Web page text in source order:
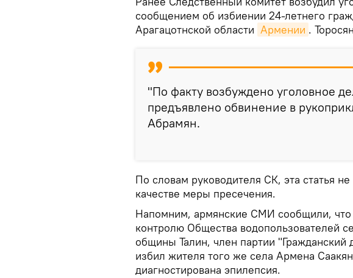
сообщением об избиении 24-летнего
Арагацотнской области Армении .
"По факту возбуждено уголовное
предъявлено обвинение в
Абрамян.
По словам руководителя СК, эта статья
качестве меры пресечения.
Напомним, армянские СМИ сообщили, что
контролю Общества водопользователей
общины Талин, член партии "Гражданский
избил жителя того же села Армена
диагностирована эпилепсия.